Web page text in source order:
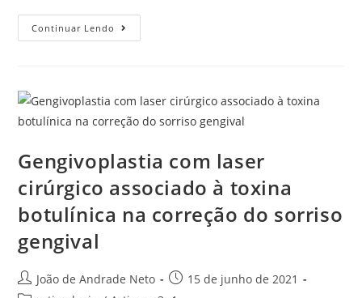
Continuar Lendo
Gengivoplastia com laser
cirúrgico associado à toxina
botulínica na correção do sorriso
gengival
João de Andrade Neto
15 de junho de 2021